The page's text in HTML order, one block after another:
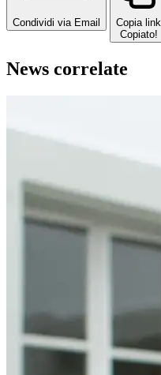
Condividi via Email
Copia link
Copiato!
News correlate